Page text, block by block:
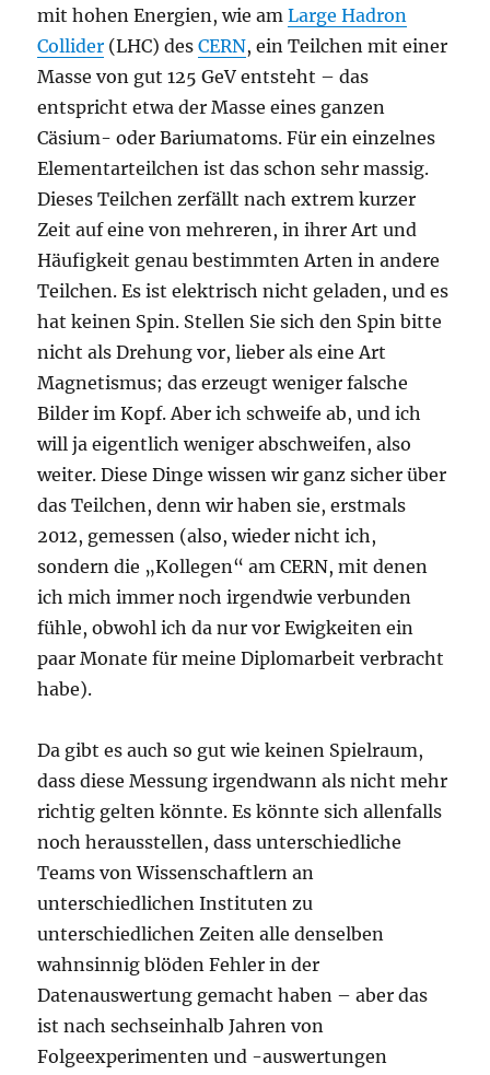
mit hohen Energien, wie amLarge Hadron
Collider (LHC) desCERN, ein Teilchen mit einer
Masse von gut 125 GeV entsteht – das
entspricht etwa der Masse eines ganzen
Cäsium- oder Bariumatoms. Für ein einzelnes
Elementarteilchen ist das schon sehr massig.
Dieses Teilchen zerfällt nach extrem kurzer
Zeit auf eine von mehreren, in ihrer Art und
Häufigkeit genau bestimmten Arten in andere
Teilchen. Es ist elektrisch nicht geladen, und es
hat keinen Spin. Stellen Sie sich den Spin bitte
nicht als Drehung vor, lieber als eine Art
Magnetismus; das erzeugt weniger falsche
Bilder im Kopf. Aber ich schweife ab, und ich
will ja eigentlich weniger abschweifen, also
weiter. Diese Dinge wissen wir ganz sicher über
das Teilchen, denn wir haben sie, erstmals
2012, gemessen (also, wieder nicht ich,
sondern die „Kollegen“ am CERN, mit denen
ich mich immer noch irgendwie verbunden
fühle, obwohl ich da nur vor Ewigkeiten ein
paar Monate für meine Diplomarbeit verbracht
habe).
Da gibt es auch so gut wie keinen Spielraum,
dass diese Messung irgendwann als nicht mehr
richtig gelten könnte. Es könnte sich allenfalls
noch herausstellen, dass unterschiedliche
Teams von Wissenschaftlern an
unterschiedlichen Instituten zu
unterschiedlichen Zeiten alle denselben
wahnsinnig blöden Fehler in der
Datenauswertung gemacht haben – aber das
ist nach sechseinhalb Jahren von
Folgeexperimenten und -auswertungen